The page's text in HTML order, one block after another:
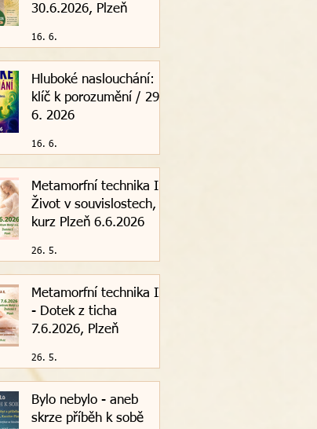
30.6.2026, Plzeň
16. 6.
Hluboké naslouchání:
klíč k porozumění / 29.
6. 2026
16. 6.
Metamorfní technika I. -
Život v souvislostech,
kurz Plzeň 6.6.2026
26. 5.
Metamorfní technika II.
- Dotek z ticha
7.6.2026, Plzeň
26. 5.
Bylo nebylo - aneb
skrze příběh k sobě